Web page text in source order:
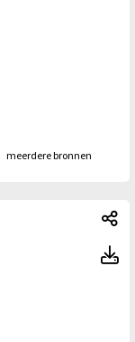
meerdere bronnen